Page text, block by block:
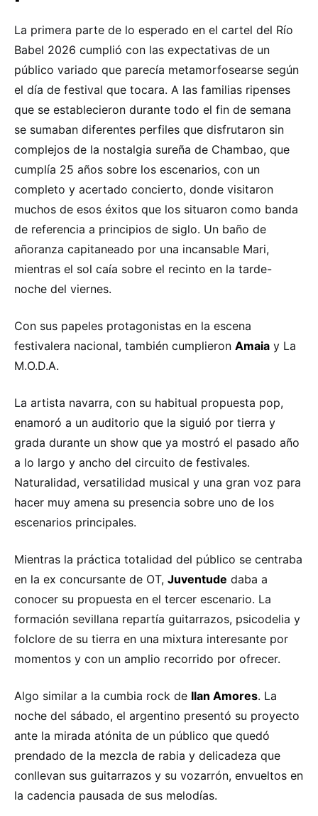
La primera parte de lo esperado en el cartel del Río
Babel 2026 cumplió con las expectativas de un
público variado que parecía metamorfosearse según
el día de festival que tocara. A las familias ripenses
que se establecieron durante todo el fin de semana
se sumaban diferentes perfiles que disfrutaron sin
complejos de la nostalgia sureña de Chambao, que
cumplía 25 años sobre los escenarios, con un
completo y acertado concierto, donde visitaron
muchos de esos éxitos que los situaron como banda
de referencia a principios de siglo. Un baño de
añoranza capitaneado por una incansable Mari,
mientras el sol caía sobre el recinto en la tarde-
noche del viernes.
Con sus papeles protagonistas en la escena
festivalera nacional, también cumplieron Amaia y La
M.O.D.A.
La artista navarra, con su habitual propuesta pop,
enamoró a un auditorio que la siguió por tierra y
grada durante un show que ya mostró el pasado año
a lo largo y ancho del circuito de festivales.
Naturalidad, versatilidad musical y una gran voz para
hacer muy amena su presencia sobre uno de los
escenarios principales.
Mientras la práctica totalidad del público se centraba
en la ex concursante de OT, Juventude daba a
conocer su propuesta en el tercer escenario. La
formación sevillana repartía guitarrazos, psicodelia y
folclore de su tierra en una mixtura interesante por
momentos y con un amplio recorrido por ofrecer.
Algo similar a la cumbia rock de Ilan Amores. La
noche del sábado, el argentino presentó su proyecto
ante la mirada atónita de un público que quedó
prendado de la mezcla de rabia y delicadeza que
conllevan sus guitarrazos y su vozarrón, envueltos en
la cadencia pausada de sus melodías.